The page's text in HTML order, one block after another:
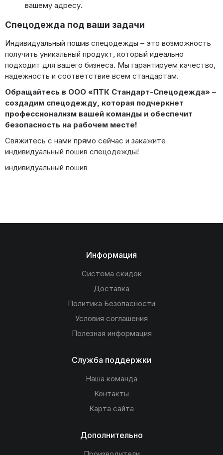
вашему адресу.
Спецодежда под ваши задачи
Индивидуальный пошив спецодежды – это возможность
получить уникальный продукт, который идеально
подходит для вашего бизнеса. Мы гарантируем качество,
надежность и соответствие всем стандартам.
Обращайтесь в ООО «ПТК Стандарт-Спецодежда» –
создадим спецодежду, которая подчеркнет
профессионализм вашей команды и обеспечит
безопасность на рабочем месте!
Свяжитесь с нами прямо сейчас и закажите
индивидуальный пошив спецодежды!
индивидуальный пошив
Информация
Система скидок
Доставка
Политика Безопасности
Условия соглашения
Полезная информация
Служба поддержки
Наша команда
Контакты
Карта сайта
Дополнительно